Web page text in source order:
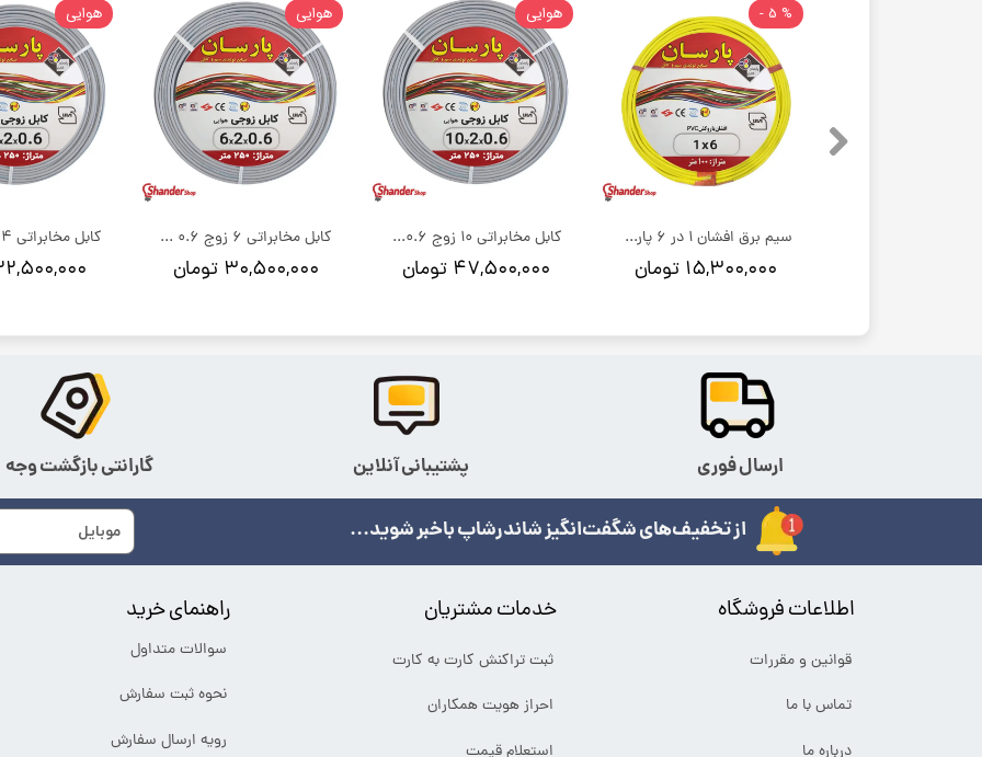
۲۲,۵۰۰,۰۰۰
هوایی
کابل مخابراتی 6 زوج 0.6 مسی پارسان کابل خسروی | کلاف 250 متری
۳۰,۵۰۰,۰۰۰ تومان
هوایی
کابل مخابراتی 10 زوج 0.6 مسی پارسان کابل خسروی | کلاف 250 متری
۴۷,۵۰۰,۰۰۰ تومان
هوایی
سیم برق افشان 1 در 6 پارسان کابل خسروی | کلاف 100 متری
۱۵,۳۰۰,۰۰۰ تومان
% 5 -
از تخفیف‌های شگفت‌انگیز شاندرشاپ باخبر شوید...
اطلاعات فروشگاه
قوانین و مقررات
تماس با ما
درباره ما
خدمات مشتریان
ثبت تراکنش کارت به کارت
احراز هویت همکاران
استعلام قیمت
راهنمای خرید
سوالات متداول
نحوه ثبت سفارش
رویه ارسال سفارش
ارسال فوری پشتیبانی آنلاین گارانتی بازگشت وجه